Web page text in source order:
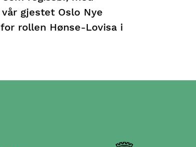
gjestet Oslo Nye
rollen Hønse-Lovisa i